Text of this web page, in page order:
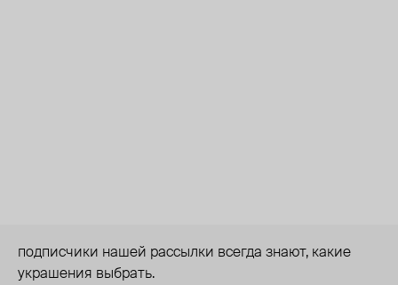
подписчики нашей рассылки всегда знают, какие
украшения выбрать.